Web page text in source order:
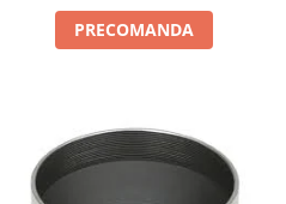
PRECOMANDA